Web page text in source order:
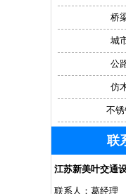
桥
城
公
仿
不
联
江苏新美叶交通
联系人：葛经理